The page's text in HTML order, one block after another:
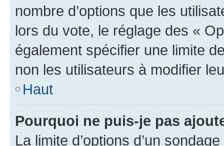
nombre d’options que les
lors du vote, le réglage des «
également spécifier une limite
non les utilisateurs à modifier
Haut
Pourquoi ne puis-je pas
La limite d’options d’un